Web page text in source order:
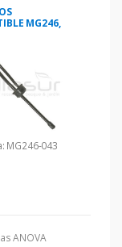
MG246,
MG246-043
ANOVA